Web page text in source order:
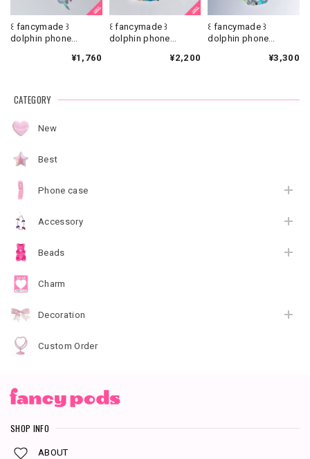
꒰ fancymade ꒱
dolphin phone
¥1,760
꒰ fancymade ꒱
dolphin phone
¥2,200
꒰ fancymade ꒱
dolphin phone
¥3,300
CATEGORY
New
Best
Phone case
Accessory
Beads
Charm
Decoration
Custom Order
SHOP INFO
ABOUT